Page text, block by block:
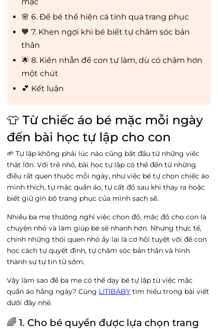
🌸 6. Để bé thể hiện cá tính qua trang phục
🧡 7. Khen ngợi khi bé biết tự chăm sóc bản
thân
🌟 8. Kiên nhẫn để con tự làm, dù có chậm hơn
một chút
💕 Kết luận
👕 Từ chiếc áo bé mặc mỗi ngày
đến bài học tự lập cho con
🌱 Tự lập không phải lúc nào cũng bắt đầu từ những việc
thật lớn. Với trẻ nhỏ, bài học tự lập có thể đến từ những
điều rất quen thuộc mỗi ngày, như việc bé tự chọn chiếc áo
mình thích, tự mặc quần áo, tự cất đồ sau khi thay ra hoặc
biết giữ gìn bộ trang phục của mình sạch sẽ.
Nhiều ba mẹ thường nghĩ việc chọn đồ, mặc đồ cho con là
chuyện nhỏ và làm giúp bé sẽ nhanh hơn. Nhưng thực tế,
chính những thói quen nhỏ ấy lại là cơ hội tuyệt vời để con
học cách tự quyết định, tự chăm sóc bản thân và hình
thành sự tự tin từ sớm.
Vậy làm sao để ba mẹ có thể dạy bé tự lập từ việc mặc
quần áo hằng ngày? Cùng LITIBABY tìm hiểu trong bài viết
dưới đây nhé.
🌈 1. Cho bé quyền được lựa chọn trang